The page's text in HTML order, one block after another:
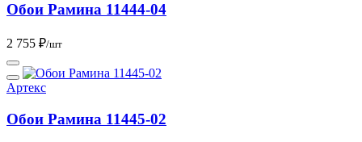
Обои Рамина 11444-04
2 755 ₽/шт
Артекс
Обои Рамина 11445-02